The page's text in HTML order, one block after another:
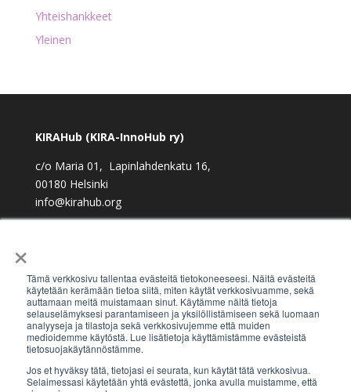
×
Tämä verkkosivu tallentaa evästeitä tietokoneeseesi. Näitä evästeitä
käytetään kerämään tietoa siitä, miten käytät verkkosivuamme, sekä
auttamaan meitä muistamaan sinut. Käytämme näitä tietoja
selauselämyksesi parantamiseen ja yksilöllistämiseen sekä luomaan
analyyseja ja tilastoja sekä verkkosivujemme että muiden
medioidemme käytöstä. Lue lisätietoja käyttämistämme evästeistä
tietosuojakäytännöstämme.
Jos et hyväksy tätä, tietojasi ei seurata, kun käytät tätä verkkosivua.
Selaimessasi käytetään yhtä evästettä, jonka avulla muistamme, että
Yhteishankkeet
Yleinen
KIRAHub (KIRA-InnoHub ry)
c/o Maria 01, Lapinlahdenkatu 16,
00180 Helsinki
info@kirahub.org
Tilaa uutiskirje